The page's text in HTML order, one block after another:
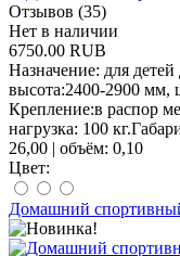
Отзывов (35)
Нет в наличии
6750.00 RUB
Назначение: для
высота:2400-2900 мм,
Крепление:в распор
нагрузка: 100
26,00 | объём: 0,10
Цвет:
Домашний